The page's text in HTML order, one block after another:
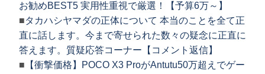
お勧めBEST5 実用性重視で厳選！【予算6万～】
■タカハシヤマダの正体について 本当のことを全て正
直に話します。今まで寄せられた数々の疑念に正直に
答えます。質疑応答コーナー【コメント返信】
■ 【衝撃価格】POCO X3 ProがAntutu50万超えでゲー